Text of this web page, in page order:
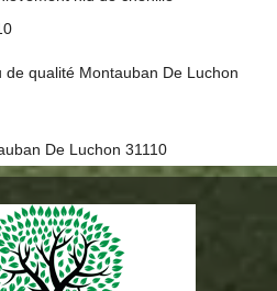
qualité Montauban De Luchon
De Luchon 31110